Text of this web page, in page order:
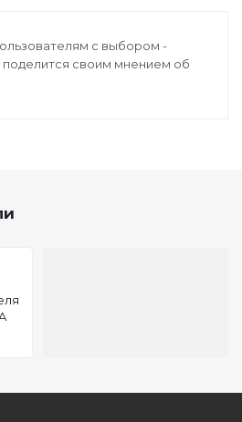
с выбором -
поделится своим мнением об